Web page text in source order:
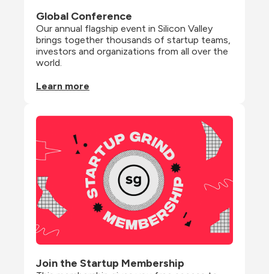
Global Conference
Our annual flagship event in Silicon Valley
brings together thousands of startup teams,
investors and organizations from all over the
world.
Learn more
Join the Startup Membership